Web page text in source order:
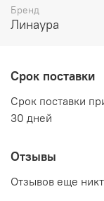
Материал:
ЛДСП Анкор
Производитель:
Бренд
Линаура
Срок поставки
Срок поставки
30 дней
Отзывы
Отзывов еще